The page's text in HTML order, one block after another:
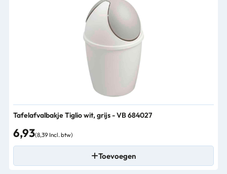
Tafelafvalbakje Tiglio wit, grijs - VB 684027
6,93(8,39 Incl. btw)
Toevoegen